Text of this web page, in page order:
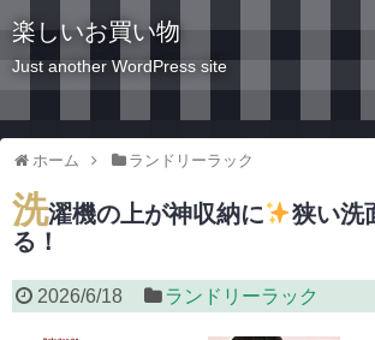
楽しいお買い物
Just another WordPress site
ホーム ランドリーラック
洗濯機の上が神収納に
狭い洗
る！
2026/6/18 ランドリーラック